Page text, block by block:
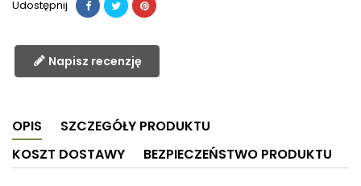
Udostępnij
Napisz recenzję
OPIS
SZCZEGÓŁY PRODUKTU
KOSZT DOSTAWY
BEZPIECZEŃSTWO PRODUKTU